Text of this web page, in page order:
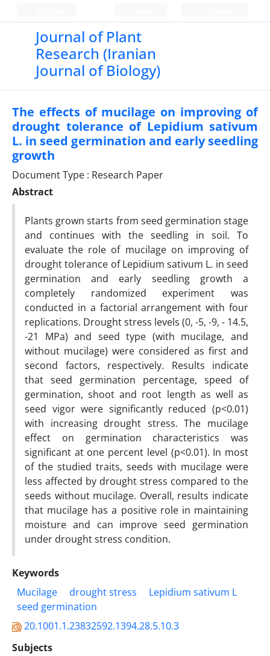
Journal of Plant
Research (Iranian
Journal of Biology)
The effects of mucilage on improving of
drought tolerance of Lepidium sativum
L. in seed germination and early seedling
growth
Document Type : Research Paper
Abstract
Plants grown starts from seed germination stage
and continues with the seedling in soil. To
evaluate the role of mucilage on improving of
drought tolerance of Lepidium sativum L. in seed
germination and early seedling growth a
completely randomized experiment was
conducted in a factorial arrangement with four
replications. Drought stress levels (0, -5, -9, - 14.5,
-21 MPa) and seed type (with mucilage, and
without mucilage) were considered as first and
second factors, respectively. Results indicate
that seed germination percentage, speed of
germination, shoot and root length as well as
seed vigor were significantly reduced (p<0.01)
with increasing drought stress. The mucilage
effect on germination characteristics was
significant at one percent level (p<0.01). In most
of the studied traits, seeds with mucilage were
less affected by drought stress compared to the
seeds without mucilage. Overall, results indicate
that mucilage has a positive role in maintaining
moisture and can improve seed germination
under drought stress condition.
Keywords
Mucilage
drought stress
Lepidium sativum L
seed germination
20.1001.1.23832592.1394.28.5.10.3
Subjects